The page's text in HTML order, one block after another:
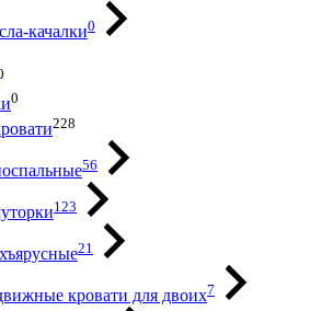
качалки0
0
228
56
123
21
кровати для двоих7